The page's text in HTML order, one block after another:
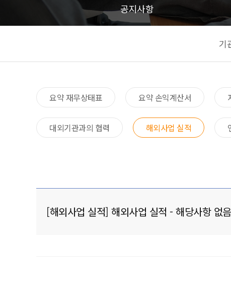
공지사항
기
요약 재무상태표​ 요약 손익계산서​
대외기관과의 협력​ 해외사업 실적
[해외사업 실적] 해외사업 실적 - 해당사항 없